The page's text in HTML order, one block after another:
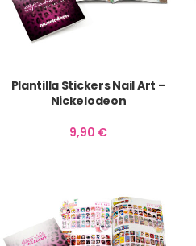
Plantilla Stickers Nail Art –
Nickelodeon
9,90 €